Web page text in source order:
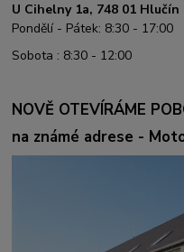
U Cihelny 1a, 748 01 Hlučín
Pondělí - Pátek: 8:30 - 17:00
Sobota : 8:30 - 12:00
NOVĚ OTEVÍRÁME
na známé adrese -